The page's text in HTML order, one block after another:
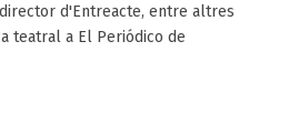
d'Entreacte, entre altres
teatral a El Periódico de